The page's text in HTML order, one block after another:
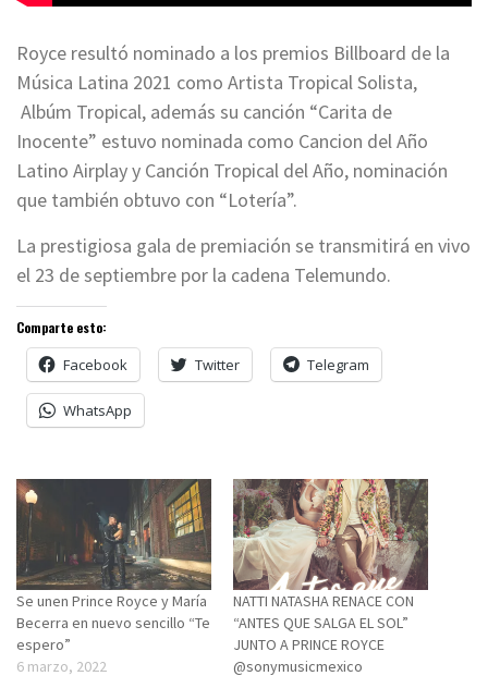
Royce resultó nominado a los premios Billboard de la
Música Latina 2021 como Artista Tropical Solista,
Albúm Tropical, además su canción “Carita de
Inocente” estuvo nominada como Cancion del Año
Latino Airplay y Canción Tropical del Año, nominación
que también obtuvo con “Lotería”.
La prestigiosa gala de premiación se transmitirá en vivo
el 23 de septiembre por la cadena Telemundo.
Comparte esto:
Facebook Twitter Telegram
WhatsApp
Se unen Prince Royce y María
Becerra en nuevo sencillo “Te
espero”
6 marzo, 2022
NATTI NATASHA RENACE CON
“ANTES QUE SALGA EL SOL”
JUNTO A PRINCE ROYCE
@sonymusicmexico